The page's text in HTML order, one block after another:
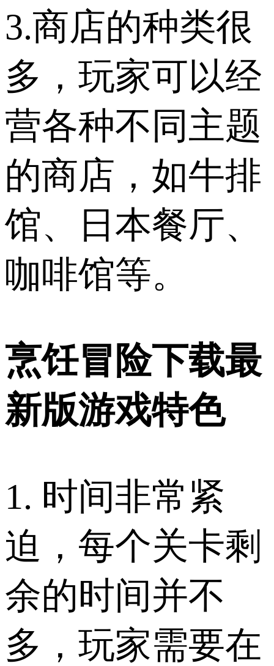
3.商店的种类很
多，玩家可以经
营各种不同主题
的商店，如牛排
馆、日本餐厅、
咖啡馆等。
烹饪冒险下载最
新版游戏特色
1. 时间非常紧
迫，每个关卡剩
余的时间并不
多，玩家需要在